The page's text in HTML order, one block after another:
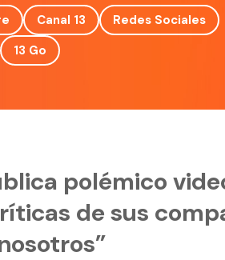
Canal 13
Redes Sociales
13 Go
polémico
de sus